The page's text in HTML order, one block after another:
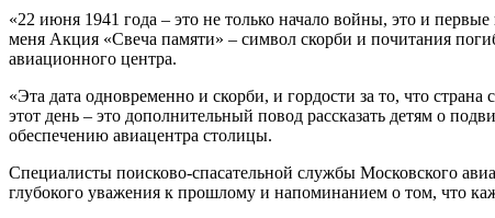
«22 июня 1941 года – это не только начало войны, это и
меня Акция «Свеча памяти» – символ скорби и почитания
авиационного центра.
«Эта дата одновременно и скорби, и гордости за то, что
этот день – это дополнительный повод рассказать детям о
обеспечению авиацентра столицы.
Специалисты поисково-спасательной службы Московского
глубокого уважения к прошлому и напоминанием о том, что